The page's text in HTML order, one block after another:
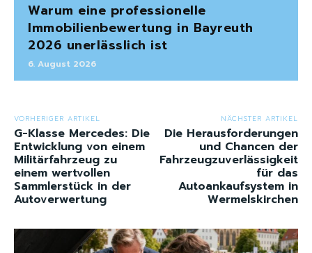
Warum eine professionelle
Immobilienbewertung in Bayreuth
2026 unerlässlich ist
6. August 2026
VORHERIGER ARTIKEL
G-Klasse Mercedes: Die
Entwicklung von einem
Militärfahrzeug zu
einem wertvollen
Sammlerstück in der
Autoverwertung
NÄCHSTER ARTIKEL
Die Herausforderungen
und Chancen der
Fahrzeugzuverlässigkeit
für das
Autoankaufsystem in
Wermelskirchen